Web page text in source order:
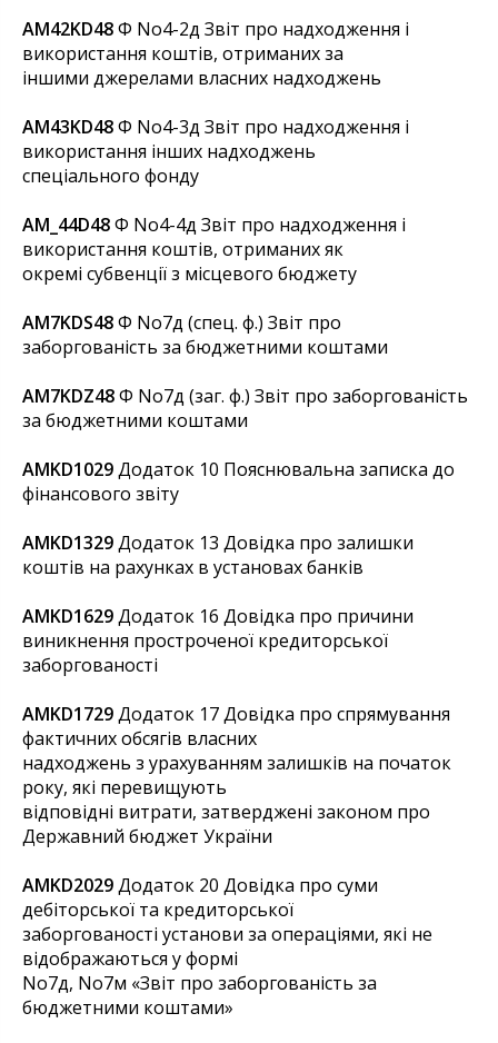
AM42KD48Ф No4-2д Звіт про надходження і
використання коштів, отриманих за
іншими джерелами власних надходжень
AM43KD48Ф No4-3д Звіт про надходження і
використання інших надходжень
спеціального фонду
AM_44D48Ф No4-4д Звіт про надходження і
використання коштів, отриманих як
окремі субвенції з місцевого бюджету
AM7KDS48Ф No7д (спец. ф.) Звіт про
заборгованість за бюджетними коштами
AM7KDZ48Ф No7д (заг. ф.) Звіт про заборгованість
за бюджетними коштами
AMKD1029Додаток 10 Пояснювальна записка до
фінансового звіту
AMKD1329Додаток 13 Довідка про залишки
коштів на рахунках в установах банків
AMKD1629Додаток 16 Довідка про причини
виникнення простроченої кредиторської
заборгованості
AMKD1729Додаток 17 Довідка про спрямування
фактичних обсягів власних
надходжень з урахуванням залишків на початок
року, які перевищують
відповідні витрати, затверджені законом про
Державний бюджет України
AMKD2029Додаток 20 Довідка про суми
дебіторської та кредиторської
заборгованості установи за операціями, які не
відображаються у формі
No7д, No7м «Звіт про заборгованість за
бюджетними коштами»